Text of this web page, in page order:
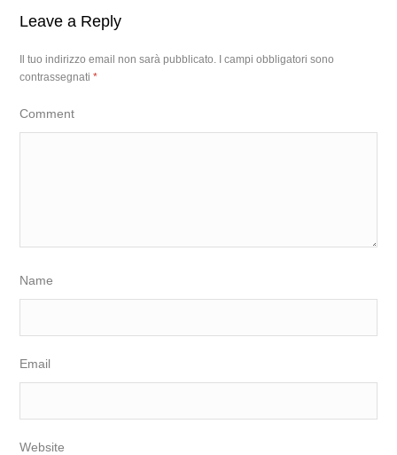
Leave a Reply
Il tuo indirizzo email non sarà pubblicato.
I campi obbligatori sono
contrassegnati*
Comment
Name
Email
Website